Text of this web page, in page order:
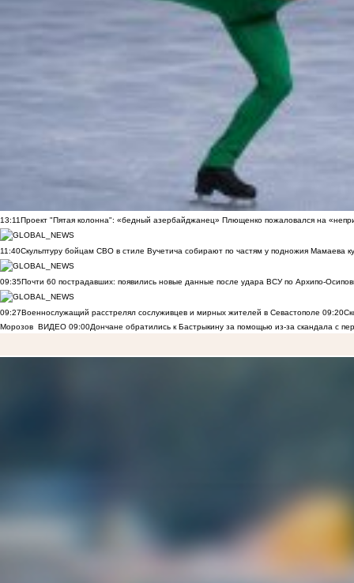
13:11Проект "Пятая колонна": «бедный азербайджанец» Плющенко пожаловался на
11:40Скульптуру бойцам СВО в стиле Вучетича собирают по частям у подножия Мамаева
09:35Почти 60 пострадавших: появились новые данные после удара ВСУ по Архипо-
09:27Военнослужащий расстрелял сослуживцев и мирных жителей в Севастополе 09:20
Морозов ВИДЕО 09:00Дончане обратились к Бастрыкину за помощью из-за скандала с